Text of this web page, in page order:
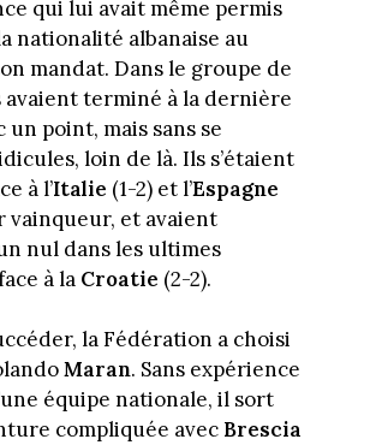
qui lui avait même permis
nationalité albanaise au
mandat. Dans le groupe de
avaient terminé à la dernière
un point, mais sans se
loin de là. Ils s’étaient
à l’Italie (1-2) et l’Espagne
vainqueur, et avaient
nul dans les ultimes
à la Croatie (2-2).
la Fédération a choisi
Maran. Sans expérience
équipe nationale, il sort
compliquée avec Brescia